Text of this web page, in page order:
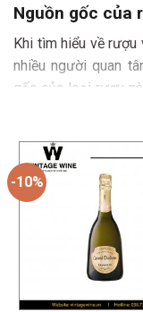
Nguồn gốc của
Khi tìm hiểu về
nhiều người quan
gốc của loại rượu
người yêu thích
-10%